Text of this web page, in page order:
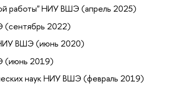
работы" НИУ ВШЭ (апрель 2025)
(сентябрь 2022)
НИУ ВШЭ (июнь 2020)
(июнь 2019)
наук НИУ ВШЭ (февраль 2019)